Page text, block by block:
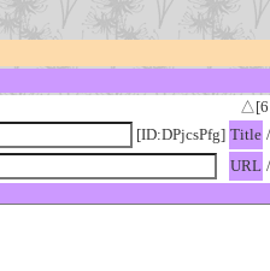
[ID:DPjcsPfg] Title /
URL /